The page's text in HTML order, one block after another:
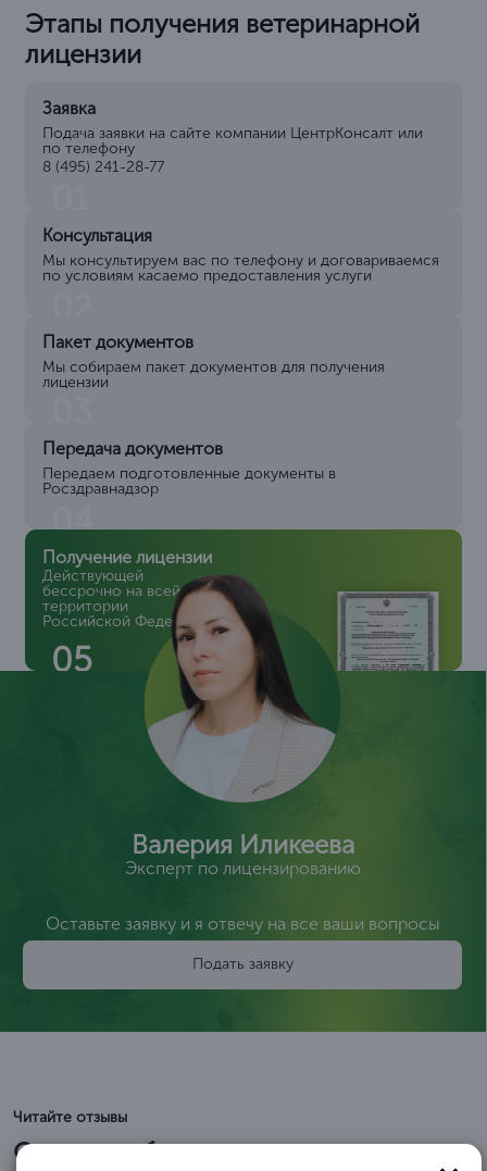
Этапы получения ветеринарной
лицензии
Заявка
Подача заявки на сайте компании ЦентрКонсалт или
по телефону
8 (495) 241-28-77
Консультация
Мы консультируем вас по телефону и договариваемся
по условиям касаемо предоставления услуги
Пакет документов
Мы собираем пакет документов для получения
лицензии
Передача документов
Передаем подготовленные документы в
Росздравнадзор
04
Получение лицензии
Действующей
бессрочно на всей
территории
Российской Федерации
05
Валерия Иликеева
Эксперт по лицензированию
Оставьте заявку и я отвечу на все ваши вопросы
Подать заявку
Читайте отзывы
Отзывы и благодарственные